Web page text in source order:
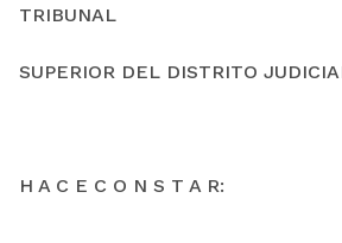
TRIBUNAL
SUPERIOR DEL DISTRITO
H A C E C O N S T A R: